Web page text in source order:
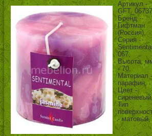
Артикул -
Бренд -
Гифтман
(Россия),
Серия -
067,
Высота,
- 70,
Материал -
парафин,
Цвет -
Тип
- матовый,